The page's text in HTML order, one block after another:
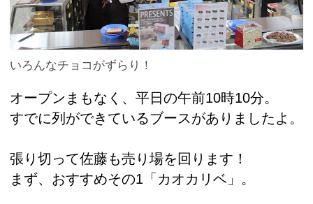
いろんなチョコがずらり！
オープンまもなく、平日の午前10時10分。
すでに列ができているブースがありましたよ。
張り切って佐藤も売り場を回ります！
まず、おすすめその1「カオカリベ」。